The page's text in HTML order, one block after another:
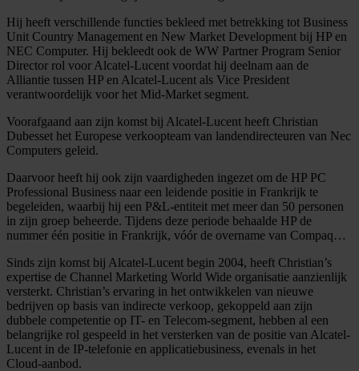
Hij heeft verschillende functies bekleed met betrekking tot Business
Unit Country Management en New Market Development bij HP en
NEC Computer. Hij bekleedt ook de WW Partner Program Senior
Director rol voor Alcatel-Lucent voordat hij deelnam aan de
Alliantie tussen HP en Alcatel-Lucent als Vice President
verantwoordelijk voor het Mid-Market segment.
Voorafgaand aan zijn komst bij Alcatel-Lucent heeft Christian
Dubesset het Europese verkoopteam van landendirecteuren van Nec
Computers geleid.
Daarvoor heeft hij ook zijn vaardigheden ingezet om de HP PC
Professional Business naar een leidende positie in Frankrijk te
begeleiden, waarbij hij een P&L-entiteit met meer dan 50 personen
in zijn groep beheerde. Tijdens deze periode behaalde HP de
nummer één positie in Frankrijk, vóór de overname van Compaq…
Sinds zijn komst bij Alcatel-Lucent begin 2004, heeft Christian’s
expertise de Channel Marketing World Wide organisatie aanzienlijk
versterkt. Christian’s ervaring in het ontwikkelen van nieuwe
bedrijven op basis van indirecte verkoop, gekoppeld aan zijn
dubbele competentie op IT- en Telecom-segment, hebben al een
belangrijke rol gespeeld in het versterken van de positie van Alcatel-
Lucent in de IP-telefonie en applicatiebusiness, evenals in het
Cloud-aanbod.